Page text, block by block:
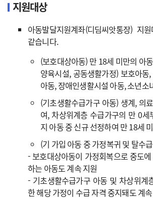
지원대상
아동발달지원계좌(디딤씨앗통장) 지
같습니다.
(보호대상아동) 만 18세 미만의 아
양육시설, 공동생활가정) 보호아동
아동, 장애인생활시설 아동, 소년소
(기초생활수급가구 아동) 생계, 의
여, 차상위계층 수급가구의 만 0세
지 아동 중 신규 선정하여 만 18세
(기 가입 아동 중 가정복귀 및 탈수
- 보호대상아동이 가정회복으로 중도
하는 아동도 계속 지원
- 기초생활수급가구 아동 및 차상위계
한 해당 가정이 수급 자격 중지돼도 계